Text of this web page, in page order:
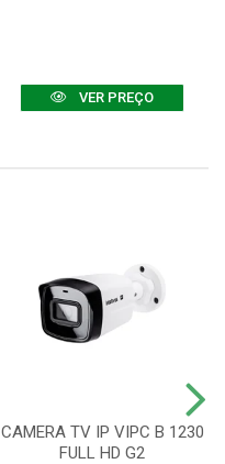
VER PREÇO
CAMERA TV IP VIPC B 1230
FULL HD G2